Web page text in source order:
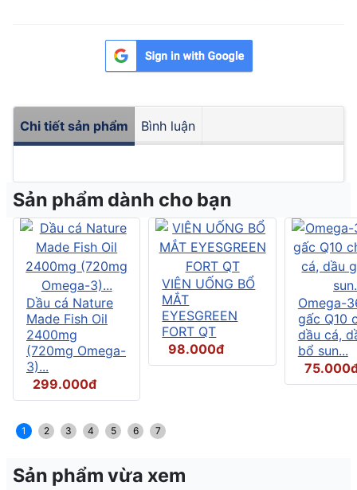
Chi tiết sản phẩm Bình luận
Sản phẩm dành cho bạn
Dầu cá Nature
Made Fish Oil
2400mg
(720mg Omega-
3)...
299.000đ
VIÊN UỐNG BỔ
MẮT
EYESGREEN
FORT QT
98.000đ
Omega-
gấc Q10
dầu cá,
bổ sun...
1 2 3 4 5 6 7
Sản phẩm vừa xem